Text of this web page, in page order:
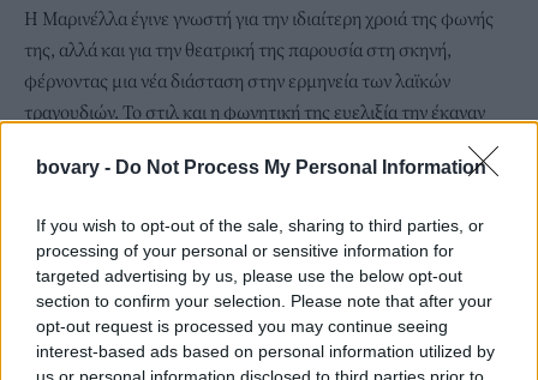
bovary - Do Not Process My Personal Information
If you wish to opt-out of the sale, sharing to third parties, or
processing of your personal or sensitive information for
targeted advertising by us, please use the below opt-out
section to confirm your selection. Please note that after your
opt-out request is processed you may continue seeing
interest-based ads based on personal information utilized by
Η Μαρινέλλα έγινε γνωστή για την ιδιαίτερη χροιά της φωνής
της, αλλά και για την θεατρική της παρουσία στη σκηνή,
φέρνοντας μια νέα διάσταση στην ερμηνεία των λαϊκών
τραγουδιών. Το στιλ και η φωνητική της ευελιξία την έκαναν
συναυλίες σε πολλές χώρες. Μέσα από τη συνεργασία της με
Ξαρχάκος, ο Μίκης Θεοδωράκης και άλλοι, η Μαρινέλλα υπήρξε
η μούσα που έδωσε ζωή σε μερικά από τα σπουδαιότερα
τραγούδια της ελληνικής μουσικής ιστορίας.
Κατά τη διάρκεια της καριέρας της, η Μαρινέλλα τιμήθηκε με
πολλές βραβεύσεις, αναγνωρίζοντας την τεράστια συμβολή